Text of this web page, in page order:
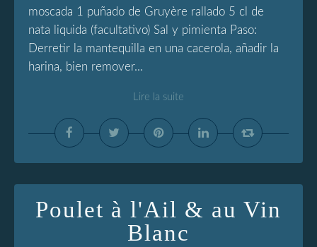
moscada 1 puñado de Gruyère rallado 5 cl de
nata liquida (facultativo) Sal y pimienta Paso:
Derretir la mantequilla en una cacerola, añadir la
harina, bien remover...
Lire la suite
Poulet à l'Ail & au Vin
Blanc